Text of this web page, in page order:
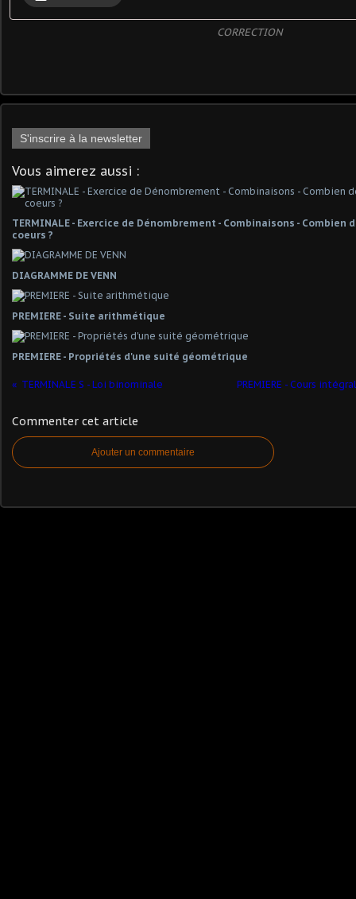
CORRECTION
S'inscrire à la newsletter
Vous aimerez aussi :
TERMINALE - Exercice de Dénombrement - Combinaisons - Combien
coeurs ?
DIAGRAMME DE VENN
PREMIERE - Suite arithmétique
PREMIERE - Propriétés d'une suité géométrique
TERMINALE S - Loi binominale PREMIERE - Cours
Commenter cet article
Ajouter un commentaire